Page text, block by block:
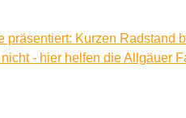
Kurzen Radstand
- hier helfen die Allgäuer